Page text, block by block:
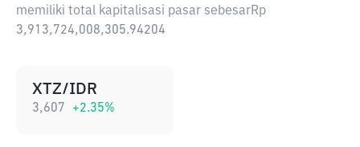
memiliki total kapitalisasi pasar sebesarRp
3,913,724,008,305.94204
XTZ/IDR
3,607 +2.35%